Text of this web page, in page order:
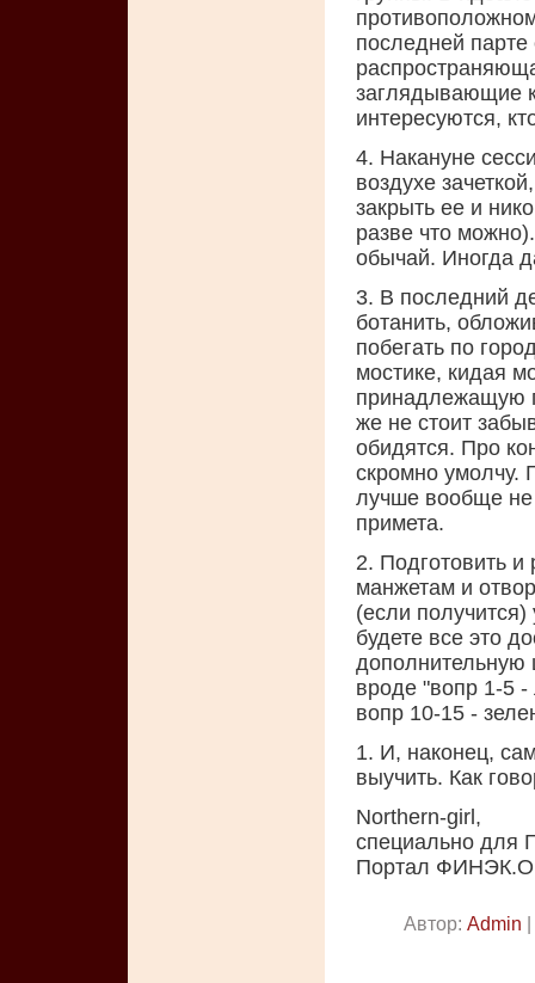
последней парте
заглядывающие
интересуются,
4. Накануне
воздухе
закрыть ее и
разве что
обычай. Иногда
3. В последний
ботанить,
побегать по
мостике, кидая
принадлежащую
же не стоит
обидятся. Про
скромно умолчу.
лучше вообще не
примета.
2. Подготовить
манжетам и
(если
будете все это
дополнительную
вроде "вопр 1-5
вопр 10-15 -
1. И, наконец,
выучить. Как
Northern-girl,
специально для
Портал
Автор: Admin